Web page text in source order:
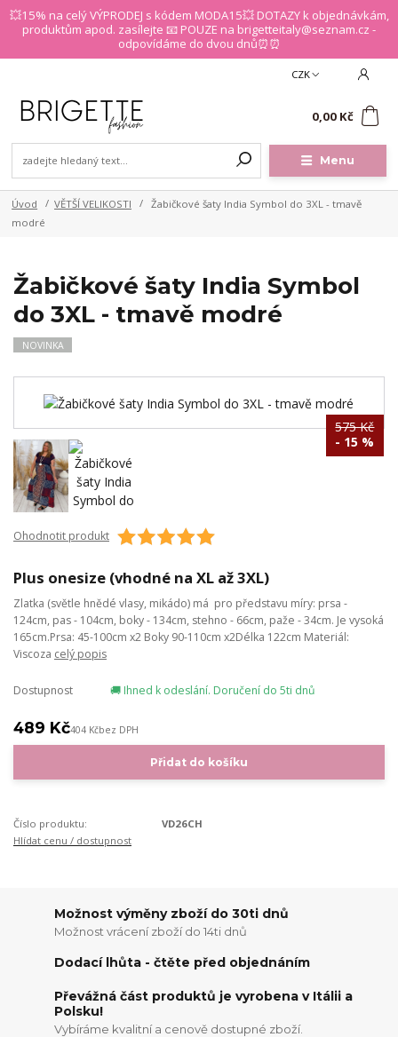
💥15% na celý VÝPRODEJ s kódem MODA15💥 DOTAZY k objednávkám,
produktům apod. zasílejte 📧 POUZE na brigetteitaly@seznam.cz -
odpovídáme do dvou dnů⏰⏰
Menu
CZK
0,00 Kč
Úvod VĚTŠÍ VELIKOSTI
Žabičkové šaty India Symbol do 3XL - tmavě
modré
Žabičkové šaty India Symbol
do 3XL - tmavě modré
NOVINKA
575 Kč
- 15 %
Ohodnotit produkt
Plus onesize (vhodné na XL až 3XL)
Zlatka (světle hnědé vlasy, mikádo) má pro představu míry: prsa -
124cm, pas - 104cm, boky - 134cm, stehno - 66cm, paže - 34cm. Je vysoká
165cm.Prsa: 45-100cm x2 Boky 90-110cm x2Délka 122cm Materiál:
Viscoza celý popis
Dostupnost 🚚 Ihned k odeslání. Doručení do 5ti dnů
489 Kč404 Kčbez DPH
Přidat do košíku
Číslo produktu:
VD26CH
Hlídat cenu / dostupnost
Možnost výměny zboží do 30ti dnů
Možnost vrácení zboží do 14ti dnů
Dodací lhůta - čtěte před objednáním
Převážná část produktů je vyrobena v Itálii a
Polsku!
Vybíráme kvalitní a cenově dostupné zboží.